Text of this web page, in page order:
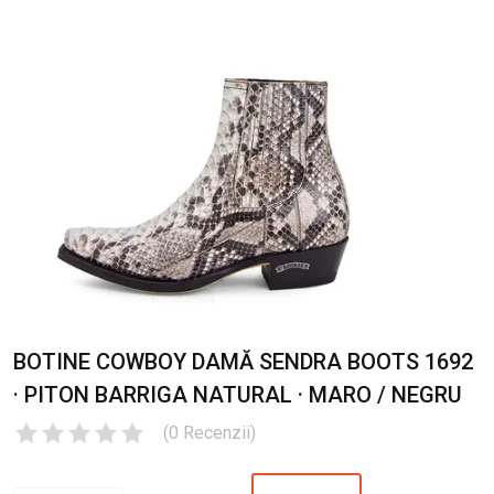
BOTINE COWBOY DAMĂ SENDRA BOOTS 1692
· PITON BARRIGA NATURAL · MARO / NEGRU
(0 Recenzii)